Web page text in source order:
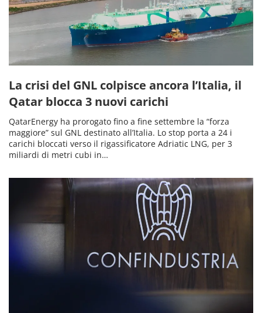
La crisi del GNL colpisce ancora l’Italia, il
Qatar blocca 3 nuovi carichi
QatarEnergy ha prorogato fino a fine settembre la “forza
maggiore” sul GNL destinato all’Italia. Lo stop porta a 24 i
carichi bloccati verso il rigassificatore Adriatic LNG, per 3
miliardi di metri cubi in…